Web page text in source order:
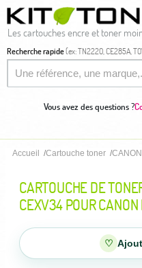
Les cartouches encre et toner
Recherche rapide(ex: TN2220, CE285A,
Vous avez des questions ?
Accueil Cartouche toner CANON
CARTOUCHE DE
CEXV34 POUR
♡